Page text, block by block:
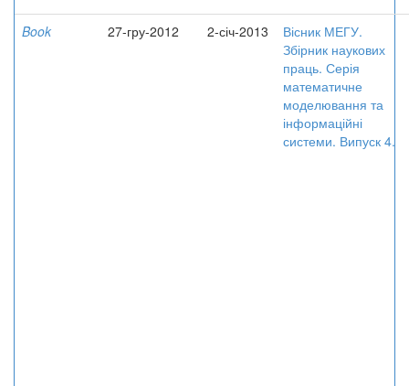
Book 27-гру-2012 2-січ-2013
Вісник МЕГУ.
Збірник наукових
праць. Серія
математичне
моделювання та
інформаційні
системи. Випуск 4.